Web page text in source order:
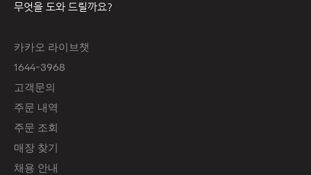
무엇을 도와 드릴까요?
카카오 라이브챗
1644-3968
고객문의
주문 내역
주문 조회
매장 찾기
채용 안내